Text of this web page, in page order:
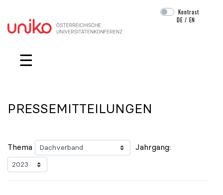
Navigation überspringen
Kontrast
DE /EN
☰
PRESSEMITTEILUNGEN
Thema Jahrgang: